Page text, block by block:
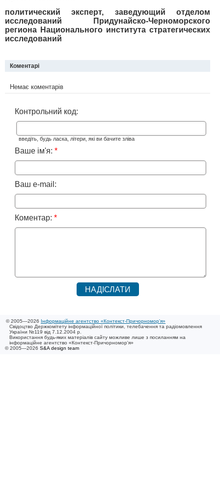
политический эксперт, заведующий отделом
исследований Придунайско-Черноморского
региона Национального института стратегических
исследований
Коментарі
Немає коментарів
Контрольний код:
введіть, будь ласка, літери, які ви бачите зліва
Ваше ім'я: *
Ваш e-mail:
Коментар: *
© 2005—2026 Інформаційне агентство «Контекст-Причорномор'я»
Свідоцтво Держкомітету інформаційної політики, телебачення та радіомовлення
України №119 від 7.12.2004 р.
Використання будь-яких матеріалів сайту можливе лише з посиланням на
інформаційне агентство «Контекст-Причорномор'я»
© 2005—2026 S&A design team